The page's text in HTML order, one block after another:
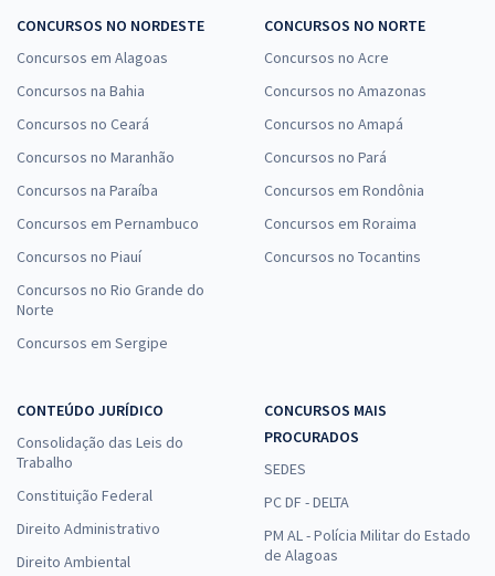
CONCURSOS NO NORDESTE
Concursos em Alagoas
Concursos na Bahia
Concursos no Ceará
Concursos no Maranhão
Concursos na Paraíba
Concursos em Pernambuco
Concursos no Piauí
Concursos no Rio Grande do
Norte
Concursos em Sergipe
CONCURSOS NO NORTE
Concursos no Acre
Concursos no Amazonas
Concursos no Amapá
Concursos no Pará
Concursos em Rondônia
Concursos em Roraima
Concursos no Tocantins
CONTEÚDO JURÍDICO
Consolidação das Leis do
Trabalho
Constituição Federal
Direito Administrativo
Direito Ambiental
CONCURSOS MAIS
PROCURADOS
SEDES
PC DF - DELTA
PM AL - Polícia Militar do Estado
de Alagoas